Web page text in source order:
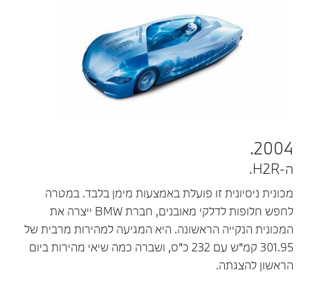
2004.
ה-H2R.
מכונית ניסיונית זו פועלת באמצעות מימן בלבד. במטרה
לחפש חלופות לדלקי מאובנים, חברת BMW ייצרה את
המכונית הנקייה הראשונה. היא המגיעה למהירות מרבית של
301.95 קמ"ש עם 232 כ"ס, ושברה כמה שיאי מהירות ביום
הראשון להצגתה.